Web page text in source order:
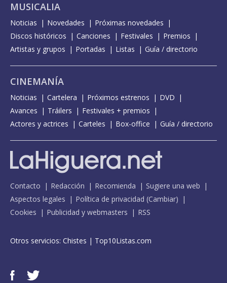
MUSICALIA
Noticias Novedades
Próximas novedades
Discos históricos
Canciones Festivales
Premios
Artistas y grupos
Portadas Listas Guía / directorio
CINEMANÍA
Noticias Cartelera Próximos estrenos
DVD
Avances
Tráilers
Festivales + premios
Actores y actrices
Carteles Box-office Guía / directorio
Contacto Redacción Recomienda
Sugiere una web
Aspectos legales
Política de privacidad (Cambiar)
Cookies
Publicidad y webmasters RSS
Otros servicios: Chistes | Top10Listas.com